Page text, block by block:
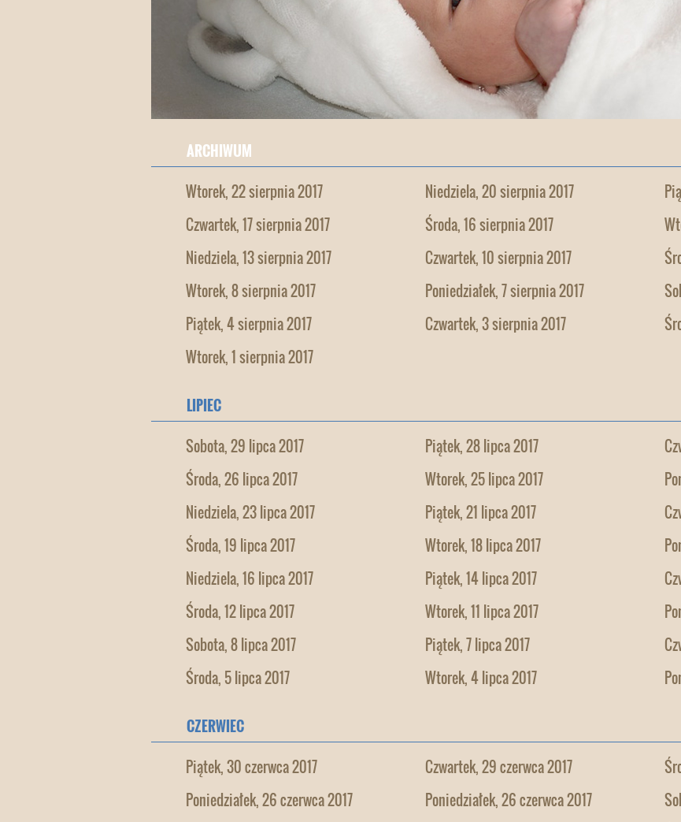
ARCHIWUM
Wtorek, 22 sierpnia 2017
Niedziela, 20 sierpnia 2017
Czwartek, 17 sierpnia 2017
Środa, 16 sierpnia 2017
Niedziela, 13 sierpnia 2017
Czwartek, 10 sierpnia 2017
Wtorek, 8 sierpnia 2017
Poniedziałek, 7 sierpnia 2017
Piątek, 4 sierpnia 2017
Czwartek, 3 sierpnia 2017
Wtorek, 1 sierpnia 2017
LIPIEC
Sobota, 29 lipca 2017
Piątek, 28 lipca 2017
Środa, 26 lipca 2017
Wtorek, 25 lipca 2017
Niedziela, 23 lipca 2017
Piątek, 21 lipca 2017
Środa, 19 lipca 2017
Wtorek, 18 lipca 2017
Niedziela, 16 lipca 2017
Piątek, 14 lipca 2017
Środa, 12 lipca 2017
Wtorek, 11 lipca 2017
Sobota, 8 lipca 2017
Piątek, 7 lipca 2017
Środa, 5 lipca 2017
Wtorek, 4 lipca 2017
CZERWIEC
Piątek, 30 czerwca 2017
Czwartek, 29 czerwca 2017
Poniedziałek, 26 czerwca 2017
Poniedziałek, 26 czerwca 2017